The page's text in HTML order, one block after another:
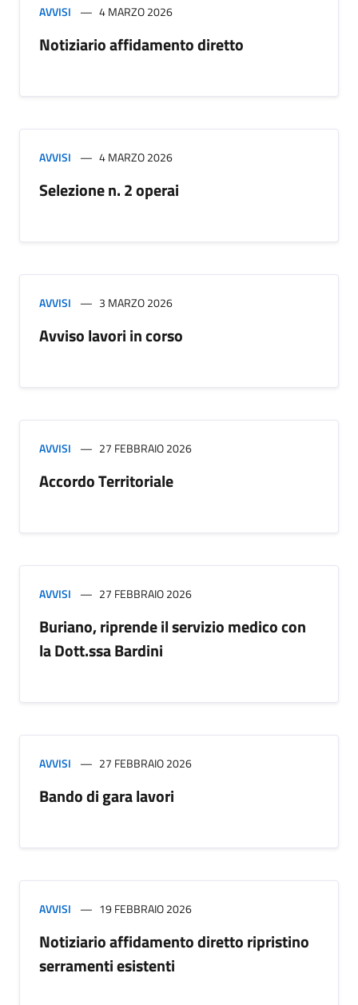
AVVISI 4 MARZO 2026
Notiziario affidamento diretto
AVVISI 4 MARZO 2026
Selezione n. 2 operai
AVVISI 3 MARZO 2026
Avviso lavori in corso
AVVISI 27 FEBBRAIO 2026
Accordo Territoriale
AVVISI 27 FEBBRAIO 2026
Buriano, riprende il servizio medico con
la Dott.ssa Bardini
AVVISI 27 FEBBRAIO 2026
Bando di gara lavori
AVVISI 19 FEBBRAIO 2026
Notiziario affidamento diretto ripristino
serramenti esistenti